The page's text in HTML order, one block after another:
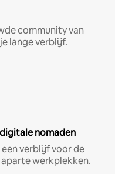
community van
lange verblijf.
nomaden
een verblijf voor de
werkplekken.